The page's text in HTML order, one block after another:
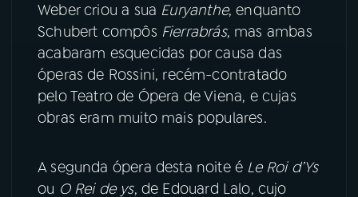
Weber criou a sua Euryanthe, enquanto
Schubert compôs Fierrabrás, mas ambas
acabaram esquecidas por causa das
óperas de Rossini, recém-contratado
pelo Teatro de Ópera de Viena, e cujas
obras eram muito mais populares.
A segunda ópera desta noite é Le Roi d’Ys
ou O Rei de ys, de Edouard Lalo, cujo